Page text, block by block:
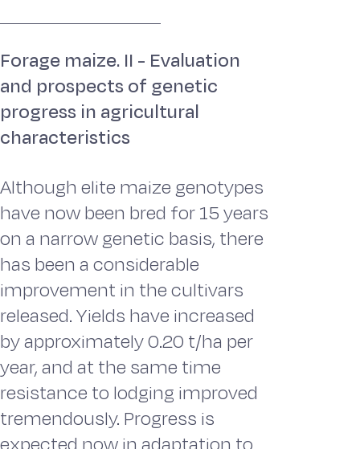
Forage maize. II - Evaluation
and prospects of genetic
progress in agricultural
characteristics
Although elite maize genotypes
have now been bred for 15 years
on a narrow genetic basis, there
has been a considerable
improvement in the cultivars
released. Yields have increased
by approximately 0.20 t/ha per
year, and at the same time
resistance to lodging improved
tremendously. Progress is